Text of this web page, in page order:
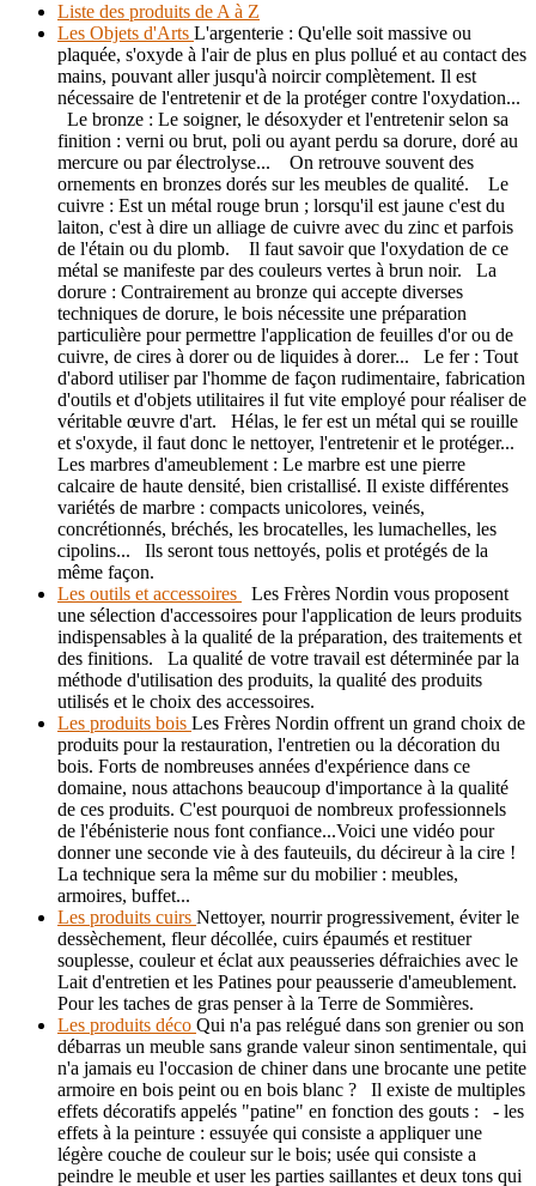
Liste des produits de A à Z
Les Objets d'Arts L'argenterie : Qu'elle soit massive ou
plaquée, s'oxyde à l'air de plus en plus pollué et au contact des
mains, pouvant aller jusqu'à noircir complètement. Il est
nécessaire de l'entretenir et de la protéger contre l'oxydation...
Le bronze : Le soigner, le désoxyder et l'entretenir selon sa
finition : verni ou brut, poli ou ayant perdu sa dorure, doré au
mercure ou par électrolyse... On retrouve souvent des
ornements en bronzes dorés sur les meubles de qualité. Le
cuivre : Est un métal rouge brun ; lorsqu'il est jaune c'est du
laiton, c'est à dire un alliage de cuivre avec du zinc et parfois
de l'étain ou du plomb. Il faut savoir que l'oxydation de ce
métal se manifeste par des couleurs vertes à brun noir. La
dorure : Contrairement au bronze qui accepte diverses
techniques de dorure, le bois nécessite une préparation
particulière pour permettre l'application de feuilles d'or ou de
cuivre, de cires à dorer ou de liquides à dorer... Le fer : Tout
d'abord utiliser par l'homme de façon rudimentaire, fabrication
d'outils et d'objets utilitaires il fut vite employé pour réaliser de
véritable œuvre d'art. Hélas, le fer est un métal qui se rouille
et s'oxyde, il faut donc le nettoyer, l'entretenir et le protéger...
Les marbres d'ameublement : Le marbre est une pierre
calcaire de haute densité, bien cristallisé. Il existe différentes
variétés de marbre : compacts unicolores, veinés,
concrétionnés, bréchés, les brocatelles, les lumachelles, les
cipolins... Ils seront tous nettoyés, polis et protégés de la
même façon.
Les outils et accessoires
Les Frères Nordin vous proposent
une sélection d'accessoires pour l'application de leurs produits
indispensables à la qualité de la préparation, des traitements et
des finitions. La qualité de votre travail est déterminée par la
méthode d'utilisation des produits, la qualité des produits
utilisés et le choix des accessoires.
Les produits bois Les Frères Nordin offrent un grand choix de
produits pour la restauration, l'entretien ou la décoration du
bois. Forts de nombreuses années d'expérience dans ce
domaine, nous attachons beaucoup d'importance à la qualité
de ces produits. C'est pourquoi de nombreux professionnels
de l'ébénisterie nous font confiance...Voici une vidéo pour
donner une seconde vie à des fauteuils, du décireur à la cire !
La technique sera la même sur du mobilier : meubles,
armoires, buffet...
Les produits cuirs Nettoyer, nourrir progressivement, éviter le
dessèchement, fleur décollée, cuirs épaumés et restituer
souplesse, couleur et éclat aux peausseries défraichies avec le
Lait d'entretien et les Patines pour peausserie d'ameublement.
Pour les taches de gras penser à la Terre de Sommières.
Les produits déco Qui n'a pas relégué dans son grenier ou son
débarras un meuble sans grande valeur sinon sentimentale, qui
n'a jamais eu l'occasion de chiner dans une brocante une petite
armoire en bois peint ou en bois blanc ? Il existe de multiples
effets décoratifs appelés "patine" en fonction des gouts : - les
effets à la peinture : essuyée qui consiste a appliquer une
légère couche de couleur sur le bois; usée qui consiste a
peindre le meuble et user les parties saillantes et deux tons qui